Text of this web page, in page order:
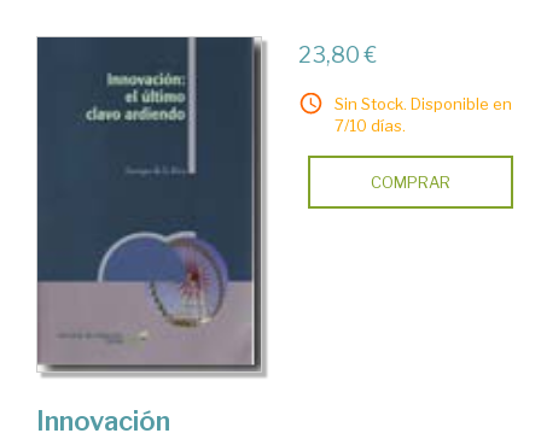
23,80 €
Sin Stock. Disponible en
7/10 días.
COMPRAR
Innovación